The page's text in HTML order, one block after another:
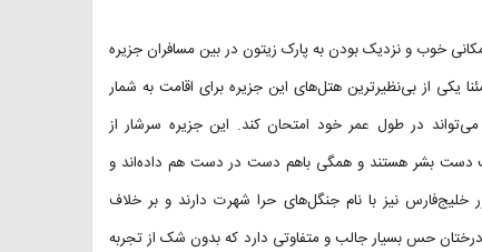
خوب و نزدیک بودن به پارک زیتون در بین مسافران جزیره
از بی‌نظیرترین هتل‌های این جزیره برای اقامت به شمار
در طول عمر خود امتحان کند. این جزیره سرشار از
دست بشر هستند و همگی باهم دست در دست هم داده‌اند و
خلیج‌فارس نیز با نام جنگل‌های حرا شهرت دارند و بر خلاف
حس بسیار جالب و متفاوتی دارد که بدون شک از تجربه